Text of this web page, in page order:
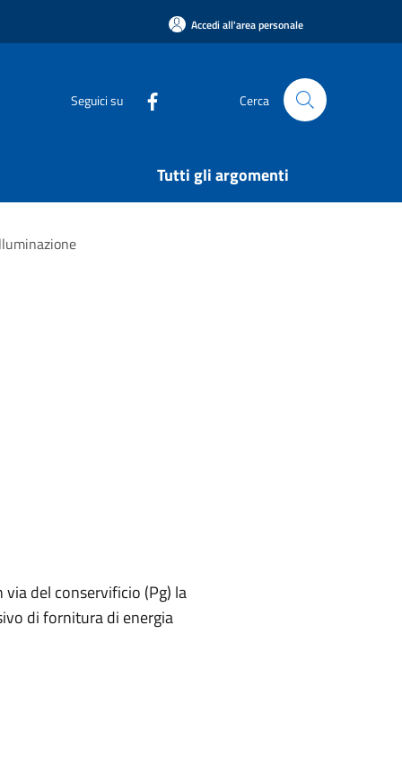
Accedi all'area personale
Seguici su Cerca
Tutti gli argomenti
del conservificio (Pg) la
di fornitura di energia